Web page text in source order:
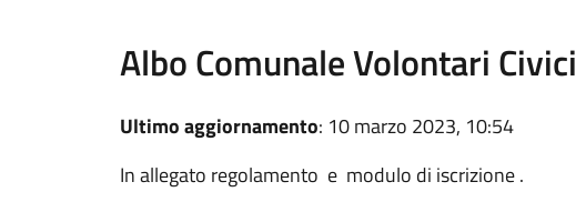
Albo Comunale Volontari Civici
Ultimo aggiornamento: 10 marzo 2023, 10:54
In allegato regolamento e modulo di iscrizione .